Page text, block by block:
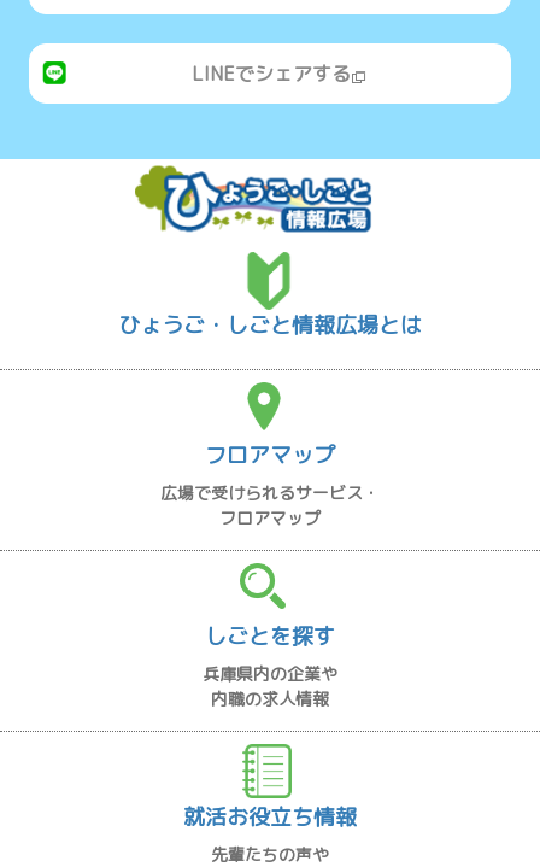
LINEでシェアする
ひょうご・しごと情報広場とは
フロアマップ
広場で受けられるサービス・
フロアマップ
しごとを探す
兵庫県内の企業や
内職の求人情報
就活お役立ち情報
先輩たちの声や